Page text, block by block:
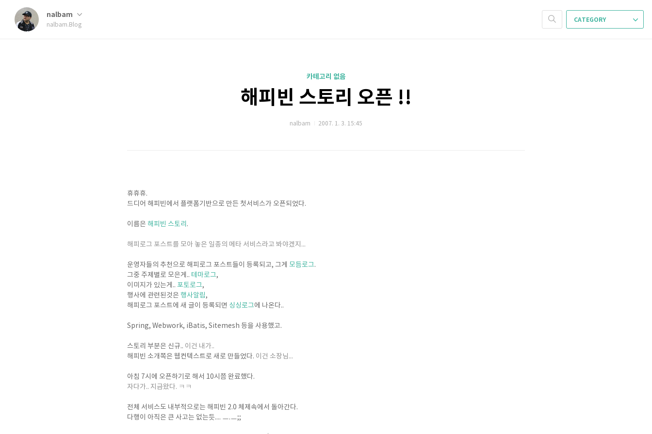
nalbam
nalbam.Blog
CATEGORY
카테고리 없음
해피빈 스토리 오픈 !!
nalbam 2007. 1. 3. 15:45
휴휴휴.
드디어 해피빈에서 플랫폼기반으로 만든 첫서비스가 오픈되었다.
이름은 해피빈 스토리 .
해피로그 포스트를 모아 놓은 일종의 메타 서비스라고 봐야겠지...
운영자들의 추천으로 해피로그 포스트들이 등록되고, 그게 모듬로그.
그중 주제별로 모은게.. 테마로그,
이미지가 있는게.. 포토로그,
행사에 관련된것은 행사알림,
해피로그 포스트에 새 글이 등록되면 싱싱로그에 나온다..
Spring, Webwork, iBatis, Sitemesh 등을 사용했고.
스토리 부분은 신규.. 이건 내가..
해피빈 소개쪽은 웹컨텍스트로 새로 만들었다. 이건 소장님...
아침 7시에 오픈하기로 해서 10시쯤 완료했다.
자다가.. 지금왔다. ㅋㅋ
전체 서비스도 내부적으로는 해피빈 2.0 체제속에서 돌아간다.
다행이 아직은 큰 사고는 없는듯.... ㅡ.ㅡ;;